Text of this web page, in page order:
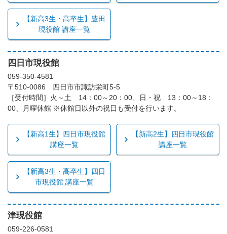
【新高3生・高卒生】豊田
現役館 講座一覧
四日市現役館
059-350-4581
〒510-0086 四日市市諏訪栄町5-5
［受付時間］火～土 14：00～20：00、日・祝 13：00～18：
00、月曜休館 ※休館日以外の祝日も受付を行います。
【新高1生】四日市現役館
講座一覧
【新高2生】四日市現役館
講座一覧
【新高3生・高卒生】四日
市現役館 講座一覧
津現役館
059-226-0581